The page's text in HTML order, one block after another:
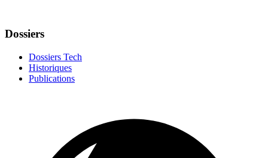
Dossiers
Dossiers Tech
Historiques
Publications